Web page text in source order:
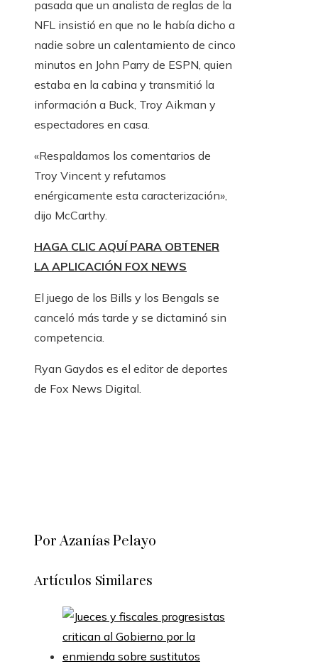
pasada que un analista de reglas de la
NFL insistió en que no le había dicho a
nadie sobre un calentamiento de cinco
minutos en John Parry de ESPN, quien
estaba en la cabina y transmitió la
información a Buck, Troy Aikman y
espectadores en casa.
«Respaldamos los comentarios de
Troy Vincent y refutamos
enérgicamente esta caracterización»,
dijo McCarthy.
HAGA CLIC AQUÍ PARA OBTENER
LA APLICACIÓN FOX NEWS
El juego de los Bills y los Bengals se
canceló más tarde y se dictaminó sin
competencia.
Ryan Gaydos es el editor de deportes
de Fox News Digital.
Por Azanías Pelayo
Artículos Similares